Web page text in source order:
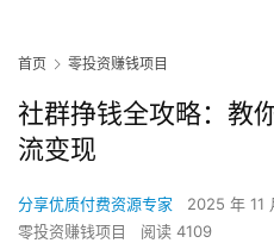
首页 零投资赚钱项目
社群挣钱全攻略：教
流变现
分享优质付费资源专家
2025 年 11
零投资赚钱项目
阅读 4109